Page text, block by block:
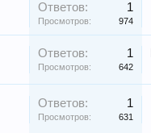
Ответов: 1
Просмотров: 974
Ответов: 1
Просмотров: 642
Ответов: 1
Просмотров: 631